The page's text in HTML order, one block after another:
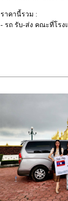
ราคานี้รวม :
- รถ รับ-ส่ง คณะที่โรง
16.00 น.